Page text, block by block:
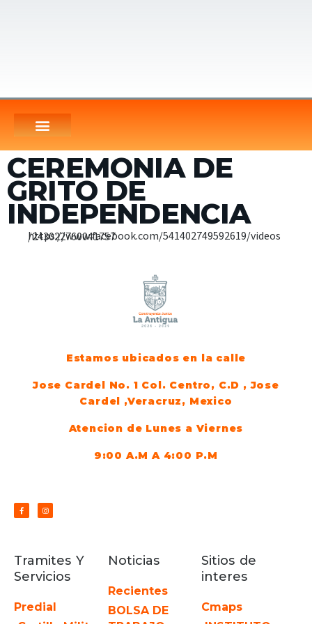
CEREMONIA DE
GRITO DE
INDEPENDENCIA
https://www.facebook.com/541402749592619/videos/243022760041757
Estamos ubicados en la calle
Jose Cardel No. 1 Col. Centro, C.D , Jose
Cardel ,Veracruz, Mexico
Atencion de Lunes a Viernes
9:00 A.M A 4:00 P.M
Tramites Y
Servicios
Predial
Noticias
Recientes
BOLSA DE
Sitios de
interes
Cmaps